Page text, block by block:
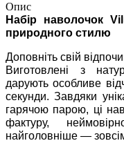
Опис
Набір наволочок
природного стилю
Доповніть свій
Виготовлені з
дарують особливе
секунди. Завдяки
гарячою парою, ці
фактуру,
найголовніше —